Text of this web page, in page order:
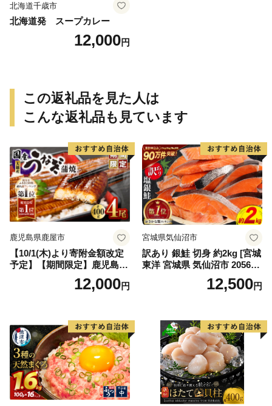
北海道千歳市
北海道発 スープカレー
12,000円
この返礼品を見た人は
こんな返礼品も見ています
鹿児島県鹿屋市
【10/1(木)より寄附金額改定
予定】【期間限定】鹿児島県
大隅産うなぎ蒲焼4尾（400
g） KN007-02312,000円
宮城県気仙沼市
訳あり 銀鮭 切身 約2kg [宮城
東洋 宮城県 気仙沼市 205649
91] 鮭 魚介類 海鮮 訳アリ 規
格外 不揃い さけ サケ 鮭切身
切り身 魚 わけあり
12,500円